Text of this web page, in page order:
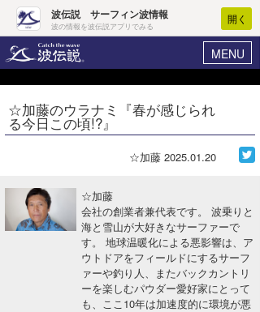
波伝説 サーフィン波情報
波の情報を波伝説アプリでみる
開く
MENU
ヘルプ マイホーム
ログイン
波情報･概況
WAVE HUNTER波予想ツール
☆加藤のウラナミ『春が感じられ
る今日この頃!?』
☆加藤 2025.01.20
☆加藤
会社の創業者兼代表です。 波乗りと
海と雪山が大好きなサーファーで
す。 地球温暖化による悪影響は、ア
ウトドアをフィールドにするサーフ
ァーや釣り人、またバックカントリ
ーを楽しむパウダー愛好家にとって
も、ここ10年は加速度的に環境が悪
Core Surf Japan
アート＆エンタメ
ショップ情報